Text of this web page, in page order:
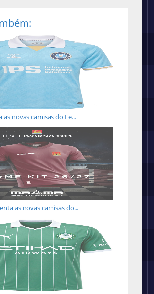
as novas camisas do Le...
as novas camisas do...